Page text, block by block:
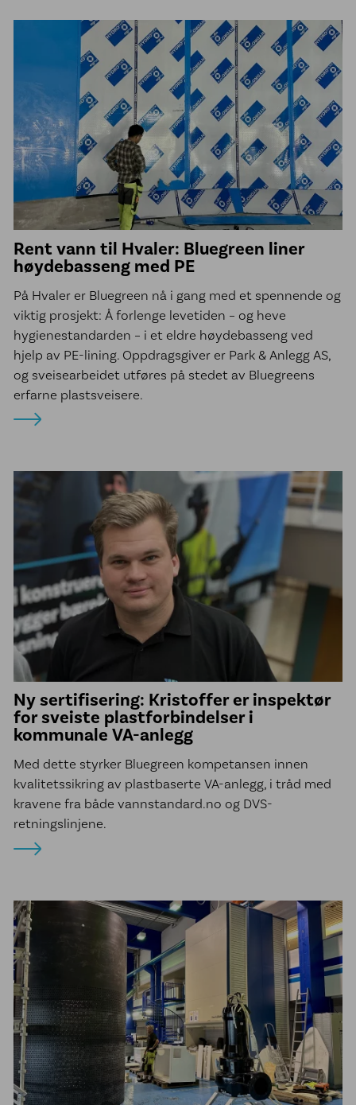
Rent vann til Hvaler: Bluegreen liner
høydebasseng med PE
På Hvaler er Bluegreen nå i gang med et spennende og
viktig prosjekt: Å forlenge levetiden – og heve
hygienestandarden – i et eldre høydebasseng ved
hjelp av PE-lining. Oppdragsgiver er Park & Anlegg AS,
og sveisearbeidet utføres på stedet av Bluegreens
erfarne plastsveisere.
Ny sertifisering: Kristoffer er inspektør
for sveiste plastforbindelser i
kommunale VA-anlegg
Med dette styrker Bluegreen kompetansen innen
kvalitetssikring av plastbaserte VA-anlegg, i tråd med
kravene fra både vannstandard.no og DVS-
retningslinjene.